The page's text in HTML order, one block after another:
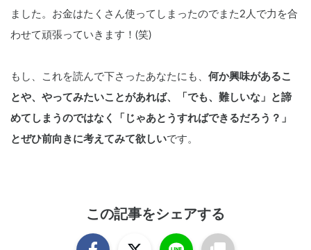
ました。お金はたくさん使ってしまったのでまた2人で力を合
わせて頑張っていきます！(笑)
もし、これを読んで下さったあなたにも、 何か興味があるこ
とや、やってみたいことがあれば、「でも、難しいな」と諦
めてしまうのではなく「じゃあとうすればできるだろう？」
とぜひ前向きに考えてみて欲しいです。
この記事をシェアする